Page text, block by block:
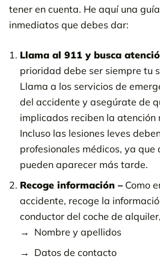
tener en cuenta. He aquí una
inmediatos que debes dar:
Llama al 911 y busca
prioridad debe ser siempre tu
Llama a los servicios de
del accidente y asegúrate de
implicados reciben la atención
Incluso las lesiones leves
profesionales médicos, ya que
pueden aparecer más tarde.
Recoge información –Como
accidente, recoge la
conductor del coche de
Nombre y apellidos
Datos de contacto